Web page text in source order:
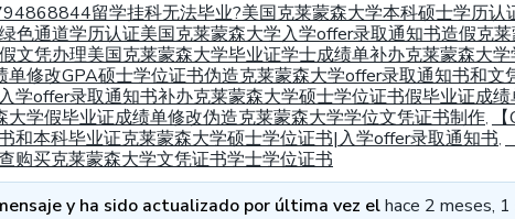
留学挂科无法毕业?美国克莱蒙森大学本科硕士学历
色通道学历认证美国克莱蒙森大学入学offer录取通知书造假克
文凭办理美国克莱蒙森大学毕业证学士成绩单补办克莱蒙森大
修改GPA硕士学位证书伪造克莱蒙森大学offer录取通知书和文
学offer录取通知书补办克莱蒙森大学硕士学位证书假毕业证成
学假毕业证成绩单修改伪造克莱蒙森大学学位文凭证书制作,
和本科毕业证克莱蒙森大学硕士学位证书|入学offer录取通知书,
购买克莱蒙森大学文凭证书学士学位证书
y ha sido actualizado por última vez elhace 2 meses, 1